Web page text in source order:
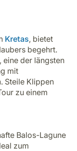
Kretas, bietet
begehrt.
eine der längsten
mit
Steile Klippen
zu einem
Balos-Lagune
zum